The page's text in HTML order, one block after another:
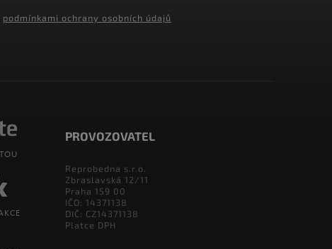
podmínkami ochrany osobních údajů
PROVOZOVATEL
Reprobedna s.r.o.
Zbraslavská 12/11
Praha 159 00
IČO: 14371138
DIČ: CZ14371138
Platce DPH